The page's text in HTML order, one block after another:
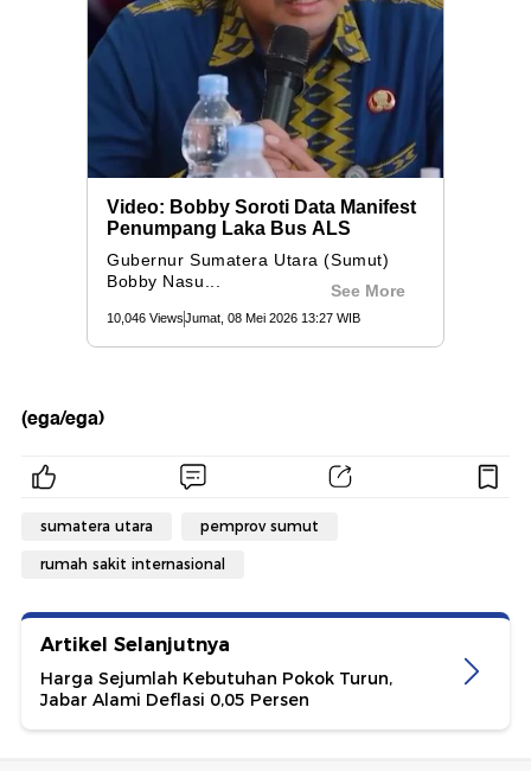
(ega/ega)
sumatera utara pemprov sumut
rumah sakit internasional
Artikel Selanjutnya
Harga Sejumlah Kebutuhan Pokok Turun,
Jabar Alami Deflasi 0,05 Persen